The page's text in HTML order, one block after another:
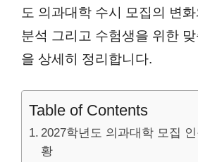
도 의과대학 수시 모집의 변
분석 그리고 수험생을 위한
을 상세히 정리합니다.
Table of Contents
2027학년도 의과대학 모집
황